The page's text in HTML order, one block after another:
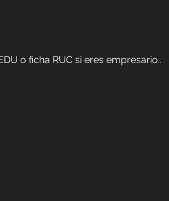
o ficha RUC si eres empresario..